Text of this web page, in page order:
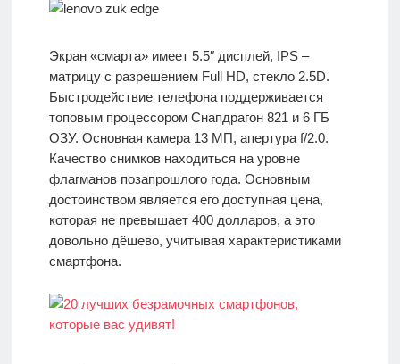
Экран «смарта» имеет 5.5″ дисплей, IPS –
матрицу с разрешением Full HD, стекло 2.5D.
Быстродействие телефона поддерживается
топовым процессором Снапдрагон 821 и 6 ГБ
ОЗУ. Основная камера 13 МП, апертура f/2.0.
Качество снимков находиться на уровне
флагманов позапрошлого года. Основным
достоинством является его доступная цена,
которая не превышает 400 долларов, а это
довольно дёшево, учитывая характеристиками
смартфона.